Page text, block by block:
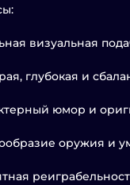
визуальная
глубокая и
юмор и
оружия и